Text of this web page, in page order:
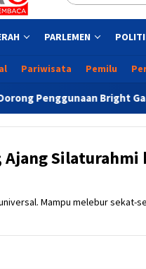
PARLEMEN
Pariwisata Pemilu
Gas bagi Petani Sidrap
Ajang
Mampu melebur sekat-